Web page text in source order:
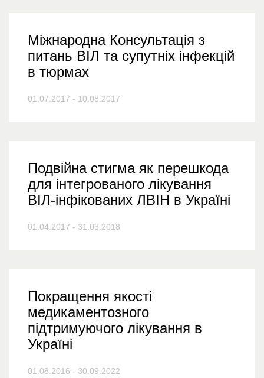
Міжнародна Консультація з
питань ВІЛ та супутніх інфекцій
в тюрмах
01.07.2017 - 10.08.2017
Подвійна стигма як перешкода
для інтегрованого лікування
ВІЛ-інфікованих ЛВІН в Україні
01.04.2017 - 31.03.2018
Покращення якості
медикаментозного
підтримуючого лікування в
Україні
01.08.2016 - 30.09.2022